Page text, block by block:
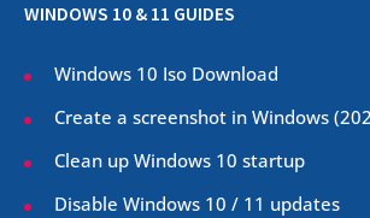
WINDOWS 10 & 11 GUIDES
Windows 10 Iso Download
Create a screenshot in Windows (
Clean up Windows 10 startup
Disable Windows 10 / 11 updates